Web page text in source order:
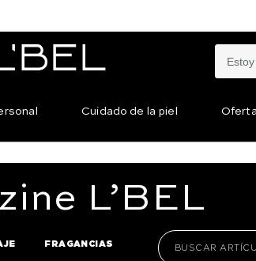
Cuidado de la piel
L’BEL
FRAGANCIAS